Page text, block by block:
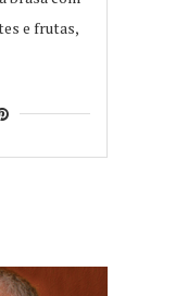
e frutas,